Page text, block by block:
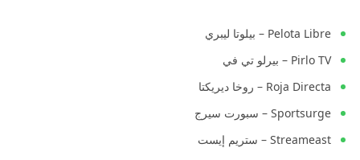
Pelota Libre – بيلوتا ليبري
Pirlo TV – بيرلو تي في
Roja Directa – روخا ديريكتا
Sportsurge – سبورت سيرج
Streameast – ستريم إيست